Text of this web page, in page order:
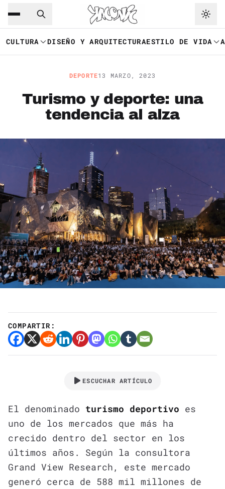
Saltar al contenido principal
CULTURA DISEÑO Y ARQUITECTURAESTILO DE VIDA
DEPORTE13 MARZO, 2023
Turismo y deporte: una
tendencia al alza
COMPARTIR:
ESCUCHAR ARTÍCULO
El denominado turismo deportivo es
uno de los mercados que más ha
crecido dentro del sector en los
últimos años. Según la consultora
Grand View Research, este mercado
generó cerca de 588 mil millones de